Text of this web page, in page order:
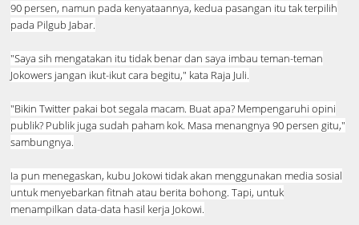
90 persen, namun pada kenyataannya, kedua pasangan itu tak terpilih
pada Pilgub Jabar.
"Saya sih mengatakan itu tidak benar dan saya imbau teman-teman
Jokowers jangan ikut-ikut cara begitu," kata Raja Juli.
"Bikin Twitter pakai bot segala macam. Buat apa? Mempengaruhi opini
publik? Publik juga sudah paham kok. Masa menangnya 90 persen gitu,"
sambungnya.
Ia pun menegaskan, kubu Jokowi tidak akan menggunakan media sosial
untuk menyebarkan fitnah atau berita bohong. Tapi, untuk
menampilkan data-data hasil kerja Jokowi.